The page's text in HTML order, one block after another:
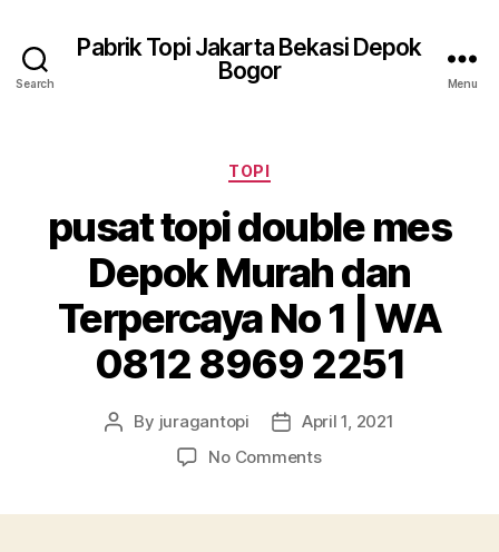
Search
Pabrik Topi Jakarta Bekasi Depok
Bogor
Menu
Categories
TOPI
pusat topi double mes
Depok Murah dan
Terpercaya No 1 | WA
0812 8969 2251
Post
By juragantopi
PostApril 1, 2021
No Commentson